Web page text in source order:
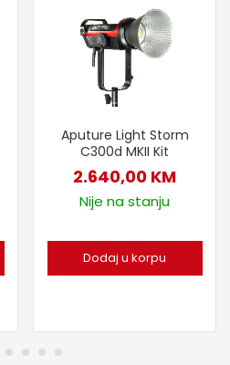
Aputure Light Storm
C300d MKII Kit
2.640,00 KM
Nije na stanju
Dodaj u korpu